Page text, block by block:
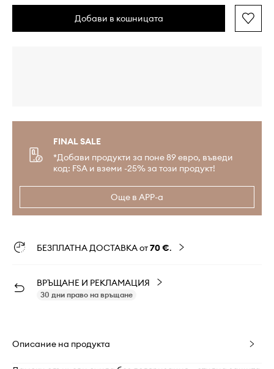
Добави в кошницата
FINAL SALE
*Добави продукти за поне 89 евро, въведи
код: FSA и вземи -25% за този продукт!
Още в APP-а
БЕЗПЛАТНА ДОСТАВКА от70 €.
ВРЪЩАНЕ И РЕКЛАМАЦИЯ
30 дни право на връщане
Описание на продукта